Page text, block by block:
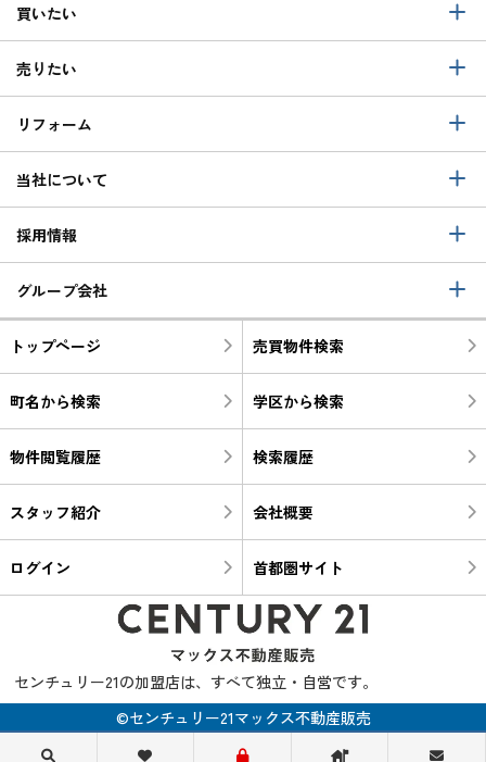
買いたい
売りたい
リフォーム
当社について
採用情報
グループ会社
トップページ 売買物件検索
町名から検索 学区から検索
物件閲覧履歴 検索履歴
スタッフ紹介 会社概要
ログイン 首都圏サイト
センチュリー21の加盟店は、すべて独立・自営です。
©センチュリー21マックス不動産販売